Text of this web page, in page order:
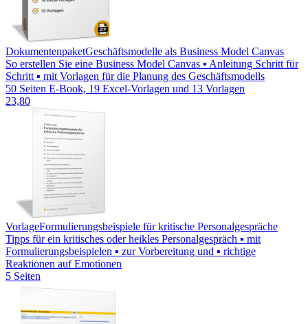
DokumentenpaketGeschäftsmodelle als Business Model Canvas
So erstellen Sie eine Business Model Canvas ▪ Anleitung Schritt für
Schritt ▪ mit Vorlagen für die Planung des Geschäftsmodells
50 Seiten E-Book, 19 Excel-Vorlagen und 13 Vorlagen
23,80
VorlageFormulierungsbeispiele für kritische Personalgespräche
Tipps für ein kritisches oder heikles Personalgespräch ▪ mit
Formulierungsbeispielen ▪ zur Vorbereitung und ▪ richtige
Reaktionen auf Emotionen
5 Seiten